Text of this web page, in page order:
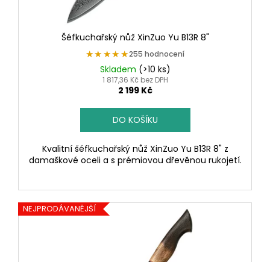
Šéfkuchařský nůž XinZuo Yu B13R 8"
★★★★★
★★★★★255 hodnocení
Skladem (>10 ks)
1 817,36 Kč bez DPH
2 199 Kč
DO KOŠÍKU
Kvalitní šéfkuchařský nůž XinZuo Yu B13R 8" z
damaškové oceli a s prémiovou dřevěnou rukojetí.
NEJPRODÁVANĚJŠÍ